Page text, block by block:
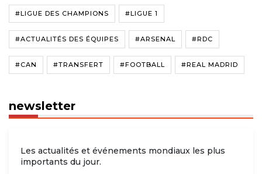
#LIGUE DES CHAMPIONS #LIGUE 1
#ACTUALITÉS DES ÉQUIPES #ARSENAL #RDC
#CAN #TRANSFERT #FOOTBALL #REAL MADRID
newsletter
Les actualités et événements mondiaux les plus
importants du jour.